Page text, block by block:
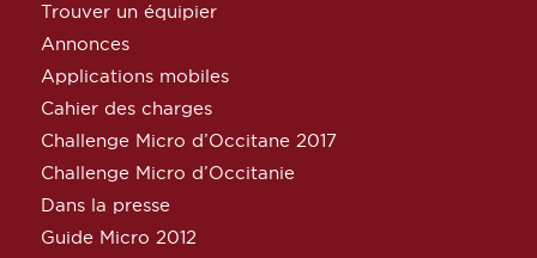
Trouver un équipier
Annonces
Applications mobiles
Cahier des charges
Challenge Micro d’Occitane 2017
Challenge Micro d’Occitanie
Dans la presse
Guide Micro 2012